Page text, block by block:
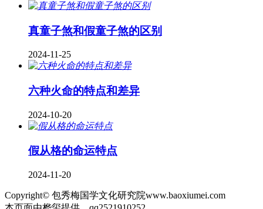
真童子煞和假童子煞的区别
2024-11-25
六种火命的特点和差异
2024-10-20
假从格的命运特点
2024-11-20
Copyright© 包秀梅国学文化研究院www.baoxiumei.com